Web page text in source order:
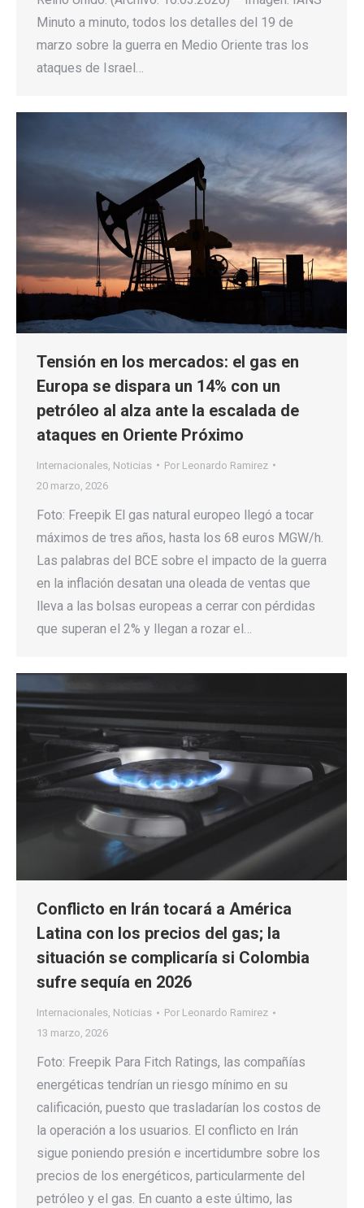
Minuto a minuto, todos los detalles del 19 de
marzo sobre la guerra en Medio Oriente tras los
ataques de Israel…
Tensión en los mercados: el gas en
Europa se dispara un 14% con un
petróleo al alza ante la escalada de
ataques en Oriente Próximo
Internacionales Noticias Por Leonardo Ramirez
20 marzo, 2026
Foto: Freepik El gas natural europeo llegó a tocar
máximos de tres años, hasta los 68 euros MGW/h.
Las palabras del BCE sobre el impacto de la guerra
en la inflación desatan una oleada de ventas que
lleva a las bolsas europeas a cerrar con pérdidas
que superan el 2% y llegan a rozar el…
Conflicto en Irán tocará a América
Latina con los precios del gas; la
situación se complicaría si Colombia
sufre sequía en 2026
Internacionales, Noticias Por Leonardo Ramirez
13 marzo, 2026
Foto: Freepik Para Fitch Ratings, las compañías
energéticas tendrían un riesgo mínimo en su
calificación, puesto que trasladarían los costos de
la operación a los usuarios. El conflicto en Irán
sigue poniendo presión e incertidumbre sobre los
precios de los energéticos, particularmente del
petróleo y el gas. En cuanto a este último, las